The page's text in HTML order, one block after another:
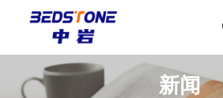
新闻